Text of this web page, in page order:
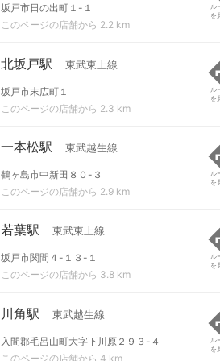
坂戸市日の出町１-１
このページの店舗から 2.2 km
ル
を
北坂戸駅 東武東上線
坂戸市末広町１
このページの店舗から 2.3 km
ル
を
一本松駅 東武越生線
鶴ヶ島市中新田８０-３
このページの店舗から 2.9 km
ル
を
若葉駅 東武東上線
坂戸市関間４-１３-１
このページの店舗から 3.8 km
ル
を
川角駅 東武越生線
入間郡毛呂山町大字下川原２９３-４
このページの店舗から 4 km
ル
を